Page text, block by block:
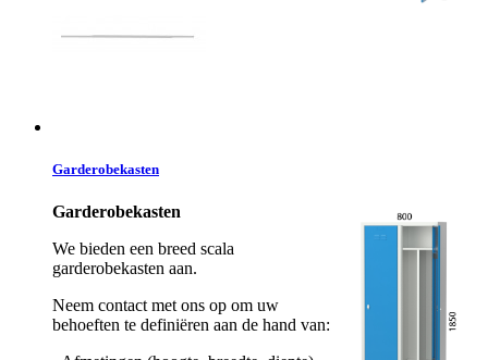
Garderobekasten
Garderobekasten
We bieden een breed scala
garderobekasten aan.
Neem contact met ons op om uw
behoeften te definiëren aan de hand van: